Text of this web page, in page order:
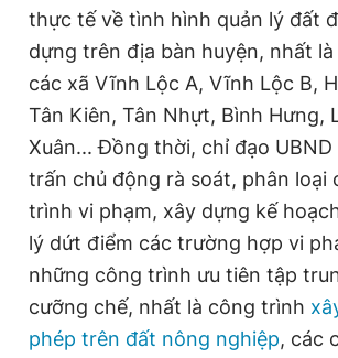
thực tế về tình hình quản lý đất
dựng trên địa bàn huyện, nhất
các xã Vĩnh Lộc A, Vĩnh Lộc B,
Tân Kiên, Tân Nhựt, Bình Hưng,
Xuân... Đồng thời, chỉ đạo
trấn chủ động rà soát, phân loại
trình vi phạm, xây dựng kế
lý dứt điểm các trường hợp vi
những công trình ưu tiên tập
cưỡng chế, nhất là công trình
phép trên đất nông nghiệp, các